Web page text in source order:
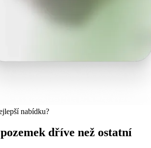
nabídku?
dříve než ostatní